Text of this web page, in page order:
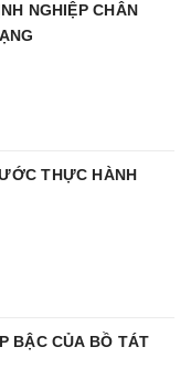
NGHIỆP CHÂN
THỰC HÀNH
BẬC CỦA BỒ TÁT